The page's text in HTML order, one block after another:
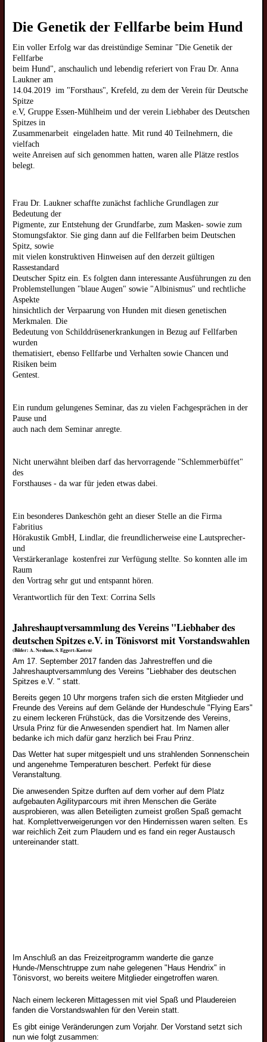
Die Genetik der Fellfarbe beim Hund
Ein voller Erfolg war das dreistündige Seminar "Die Genetik der
Fellfarbe
beim Hund", anschaulich und lebendig referiert von Frau Dr. Anna
Laukner am
14.04.2019 im "Forsthaus", Krefeld, zu dem der Verein für Deutsche
Spitze
e.V, Gruppe Essen-Mühlheim und der verein Liebhaber des Deutschen
Spitzes in
Zusammenarbeit eingeladen hatte. Mit rund 40 Teilnehmern, die
vielfach
weite Anreisen auf sich genommen hatten, waren alle Plätze restlos
belegt.
Frau Dr. Laukner schaffte zunächst fachliche Grundlagen zur
Bedeutung der
Pigmente, zur Entstehung der Grundfarbe, zum Masken- sowie zum
Stomungsfaktor. Sie ging dann auf die Fellfarben beim Deutschen
Spitz, sowie
mit vielen konstruktiven Hinweisen auf den derzeit gültigen
Rassestandard
Deutscher Spitz ein. Es folgten dann interessante Ausführungen zu den
Problemstellungen "blaue Augen" sowie "Albinismus" und rechtliche
Aspekte
hinsichtlich der Verpaarung von Hunden mit diesen genetischen
Merkmalen. Die
Bedeutung von Schilddrüsenerkrankungen in Bezug auf Fellfarben
wurden
thematisiert, ebenso Fellfarbe und Verhalten sowie Chancen und
Risiken beim
Gentest.
Ein rundum gelungenes Seminar, das zu vielen Fachgesprächen in der
Pause und
auch nach dem Seminar anregte.
Nicht unerwähnt bleiben darf das hervorragende "Schlemmerbüffet"
des
Forsthauses - da war für jeden etwas dabei.
Ein besonderes Dankeschön geht an dieser Stelle an die Firma
Fabritius
Hörakustik GmbH, Lindlar, die freundlicherweise eine Lautsprecher-
und
Verstärkeranlage kostenfrei zur Verfügung stellte. So konnten alle im
Raum
den Vortrag sehr gut und entspannt hören.
Verantwortlich für den Text: Corrina Sells
Jahreshauptversammlung des Vereins "Liebhaber des
deutschen Spitzes e.V. in Tönisvorst mit Vorstandswahlen
(Bilder: A. Neuhaus, S. Eggert-Kasten)
Am 17. September 2017 fanden das Jahrestreffen und die
Jahreshauptversammlung des Vereins "Liebhaber des deutschen
Spitzes e.V. " statt.
Bereits gegen 10 Uhr morgens trafen sich die ersten Mitglieder und
Freunde des Vereins auf dem Gelände der Hundeschule "Flying Ears"
zu einem leckeren Frühstück, das die Vorsitzende des Vereins,
Ursula Prinz für die Anwesenden spendiert hat. Im Namen aller
bedanke ich mich dafür ganz herzlich bei Frau Prinz.
Das Wetter hat super mitgespielt und uns strahlenden Sonnenschein
und angenehme Temperaturen beschert. Perfekt für diese
Veranstaltung.
Die anwesenden Spitze durften auf dem vorher auf dem Platz
aufgebauten Agilityparcours mit ihren Menschen die Geräte
ausprobieren, was allen Beteiligten zumeist großen Spaß gemacht
hat. Komplettverweigerungen vor den Hindernissen waren selten. Es
war reichlich Zeit zum Plaudern und es fand ein reger Austausch
untereinander statt.
Im Anschluß an das Freizeitprogramm wanderte die ganze
Hunde-/Menschtruppe zum nahe gelegenen "Haus Hendrix" in
Tönisvorst, wo bereits weitere Mitglieder eingetroffen waren.
Nach einem leckeren Mittagessen mit viel Spaß und Plaudereien
fanden die Vorstandswahlen für den Verein statt.
Es gibt einige Veränderungen zum Vorjahr. Der Vorstand setzt sich
nun wie folgt zusammen:
Welpen
Wolfsspitzwelpen
Großspitzwelpen
Mittelspitzwelpen
Kleinspitzwelpen
Zwergspitzwelpen
Junghunde
Wolfsspitzjunghunde
Grossspitzjunghunde
Mittelspitzjunghunde
Kleinspitzjunghunde
Kleinspitzzüchter
Zwergspitzzüchter
Deckrüden
Wolfsspitzdeckrüden